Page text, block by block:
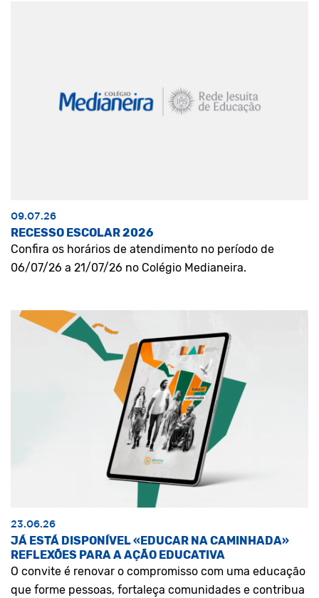
09.07.26
RECESSO ESCOLAR 2026
Confira os horários de atendimento no período de
06/07/26 a 21/07/26 no Colégio Medianeira.
23.06.26
JÁ ESTÁ DISPONÍVEL «EDUCAR NA CAMINHADA»
REFLEXÕES PARA A AÇÃO EDUCATIVA
O convite é renovar o compromisso com uma educação
que forme pessoas, fortaleça comunidades e contribua